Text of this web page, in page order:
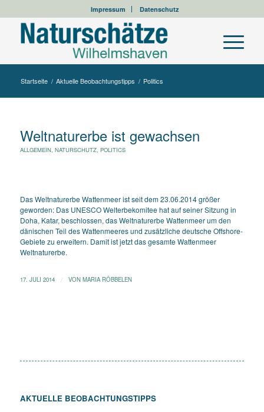
Impressum Datenschutz
Startseite / Aktuelle Beobachtungstipps / Politics
Weltnaturerbe ist gewachsen
ALLGEMEIN, NATURSCHUTZ, POLITICS
Das Weltnaturerbe Wattenmeer ist seit dem 23.06.2014 größer
geworden: Das UNESCO Welterbekomitee hat auf seiner Sitzung in
Doha, Katar, beschlossen, das Weltnaturerbe Wattenmeer um den
dänischen Teil des Wattenmeeres und zusätzliche deutsche Offshore-
Gebiete zu erweitern. Damit ist jetzt das gesamte Wattenmeer
Weltnaturerbe.
17. JULI 2014 / VON MARIA RÖBBELEN
AKTUELLE BEOBACHTUNGSTIPPS